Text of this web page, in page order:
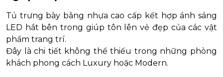
Tủ trưng bày bằng nhựa cao cấp kết hợp ánh sáng
LED hắt bên trong giúp tôn lên vẻ đẹp của các vật
phẩm trang trí.
Đây là chi tiết không thể thiếu trong những phòng
khách phong cách Luxury hoặc Modern.